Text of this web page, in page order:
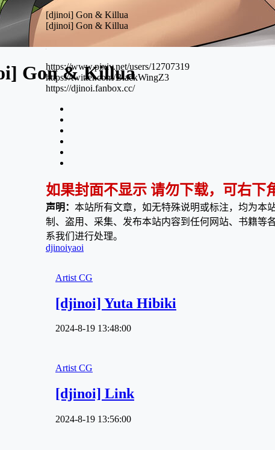
Gon & Killua
[djinoi] Gon & Killua
[djinoi] Gon & Killua
https://www.pixiv.net/users/12707319
https://twitter.com/BlackWingZ3
https://djinoi.fanbox.cc/
如果封面不显示 请勿下载，可右下
声明： 本站所有文章，如无特殊说明或标注，均为本
制、盗用、采集、发布本站内容到任何网站、书籍等
系我们进行处理。
djinoiyaoi
Artist CG
[djinoi] Yuta Hibiki
2024-8-19 13:48:00
Artist CG
[djinoi] Link
2024-8-19 13:56:00